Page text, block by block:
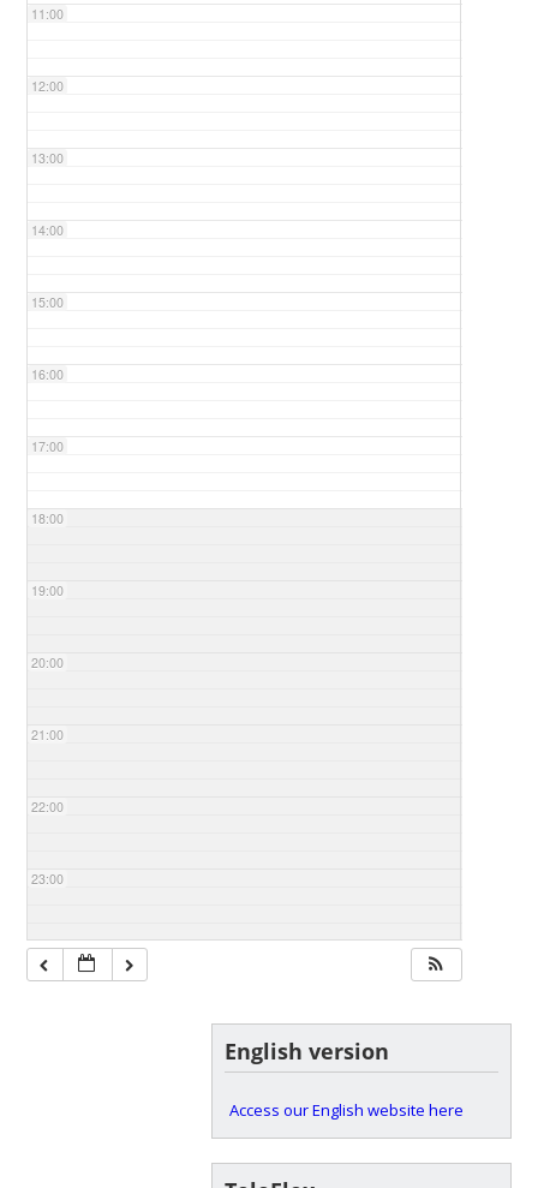
11:00
12:00
13:00
14:00
15:00
16:00
17:00
18:00
19:00
20:00
21:00
22:00
23:00
English version
Access our English website here